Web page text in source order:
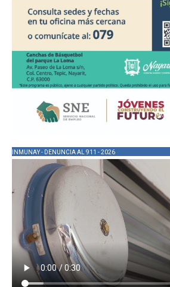
INMUNAY - DENUNCIA AL 911 - 2026